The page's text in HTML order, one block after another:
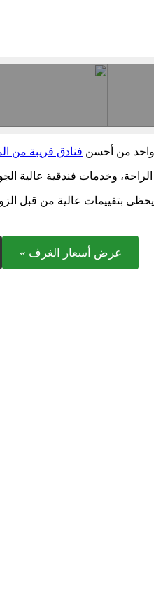
واحد من أحسن فنادق قريبة من
وخدمات فندقية عالية
عالية من قبل الزوار
عرض أسعار الغرف »